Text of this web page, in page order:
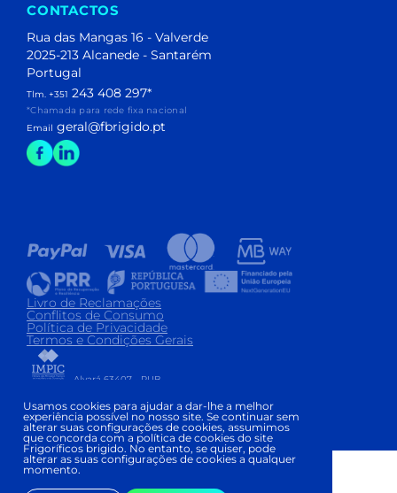
CONTACTOS
Rua das Mangas 16 - Valverde
2025-213 Alcanede - Santarém
Portugal
Tlm. +351 243 408 297*
*Chamada para rede fixa nacional
Email geral@fbrigido.pt
Livro de Reclamações
Conflitos de Consumo
Política de Privacidade
Termos e Condições Gerais
Alvará 63407 - PUB
Copyright © FRIGORÍFICOS BRIGIDO 2026 |
Development and Design:
Usamos cookies para ajudar a dar-lhe a melhor
experiência possível no nosso site. Se continuar sem
alterar suas configurações de cookies, assumimos
que concorda com a política de cookies do site
Frigoríficos brigido. No entanto, se quiser, pode
alterar as suas configurações de cookies a qualquer
momento.